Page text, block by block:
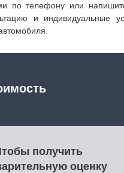
по телефону или
и индивидуальные
получить
оценку